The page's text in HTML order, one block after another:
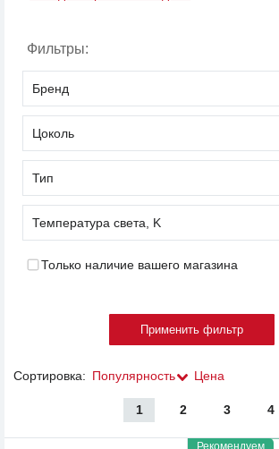
Фильтры:
Бренд
Цоколь
Тип
Температура света, K
Только наличие вашего магазина
Сортировка: Популярность Цена
1 2 3 4
Рекомендуем